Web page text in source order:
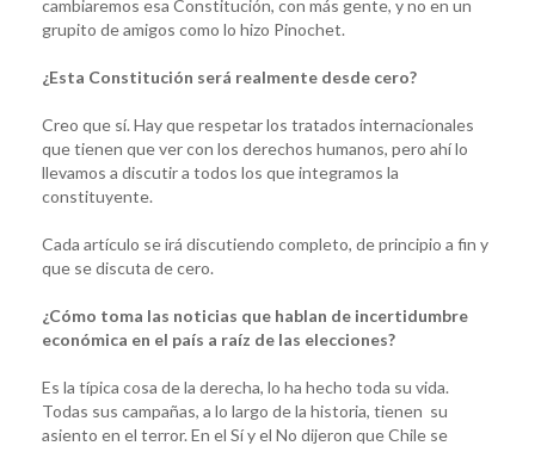
cambiaremos esa Constitución, con más gente, y no en un
grupito de amigos como lo hizo Pinochet.
¿Esta Constitución será realmente desde cero?
Creo que sí. Hay que respetar los tratados internacionales
que tienen que ver con los derechos humanos, pero ahí lo
llevamos a discutir a todos los que integramos la
constituyente.
Cada artículo se irá discutiendo completo, de principio a fin y
que se discuta de cero.
¿Cómo toma las noticias que hablan de incertidumbre
económica en el país a raíz de las elecciones?
Es la típica cosa de la derecha, lo ha hecho toda su vida.
Todas sus campañas, a lo largo de la historia, tienen su
asiento en el terror. En el Sí y el No dijeron que Chile se